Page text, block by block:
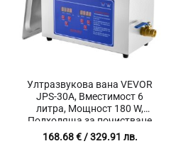
Ултразвукова вана VEVOR
JPS-30A, Вместимост 6
литра, Мощност 180 W,
Подходяща за почистване
на бижута, дюзи, различни
метали
168.68€/ 329.91 лв.